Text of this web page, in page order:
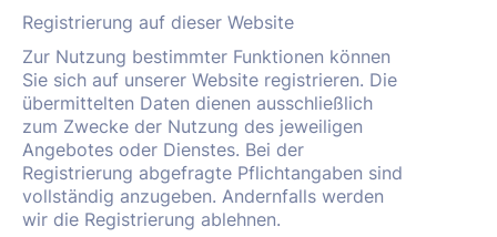
Registrierung auf dieser Website
Zur Nutzung bestimmter Funktionen können
Sie sich auf unserer Website registrieren. Die
übermittelten Daten dienen ausschließlich
zum Zwecke der Nutzung des jeweiligen
Angebotes oder Dienstes. Bei der
Registrierung abgefragte Pflichtangaben sind
vollständig anzugeben. Andernfalls werden
wir die Registrierung ablehnen.